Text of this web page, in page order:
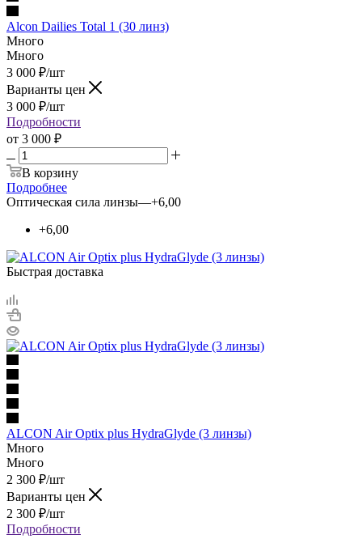
Alcon Dailies Total 1 (30 линз)
Много
Много
3 000 ₽/шт
Варианты цен
3 000 ₽/шт
Подробности
от 3 000 ₽
В корзину
Подробнее
Оптическая сила линзы—+6,00
+6,00
Быстрая доставка
ALCON Air Optix plus HydraGlyde (3 линзы)
Много
Много
2 300 ₽/шт
Варианты цен
2 300 ₽/шт
Подробности